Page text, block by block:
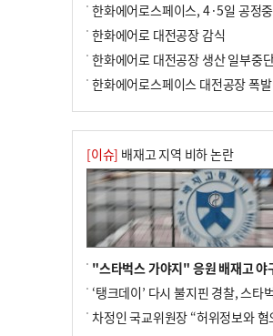
한화에어로 대전공장 감식
[이슈] 배재고 지역 비하 논란